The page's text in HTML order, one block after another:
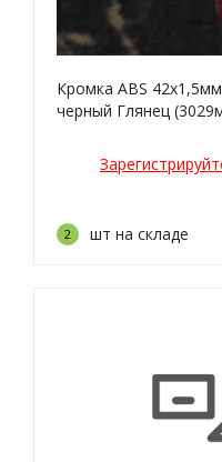
Кромка ABS
черный Глянец
2 шт на складе